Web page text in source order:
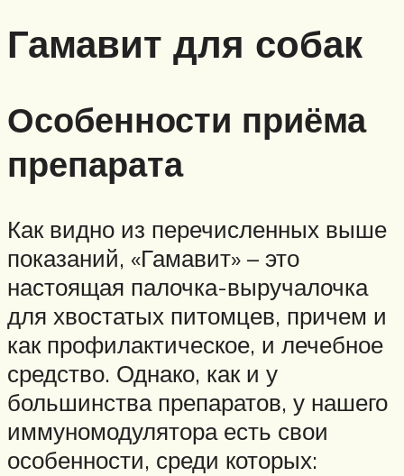
Гамавит для собак
Особенности приёма
препарата
Как видно из перечисленных выше
показаний, «Гамавит» – это
настоящая палочка-выручалочка
для хвостатых питомцев, причем и
как профилактическое, и лечебное
средство. Однако, как и у
большинства препаратов, у нашего
иммуномодулятора есть свои
особенности, среди которых: